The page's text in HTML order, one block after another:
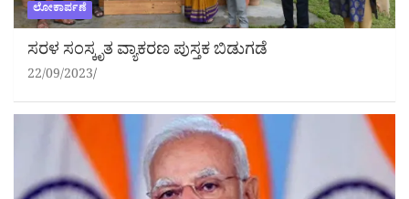
ಲೋಕಾರ್ಪಣೆ
ಸರಳ ಸಂಸ್ಕೃತ ವ್ಯಾಕರಣ ಪುಸ್ತಕ ಬಿಡುಗಡೆ
22/09/2023